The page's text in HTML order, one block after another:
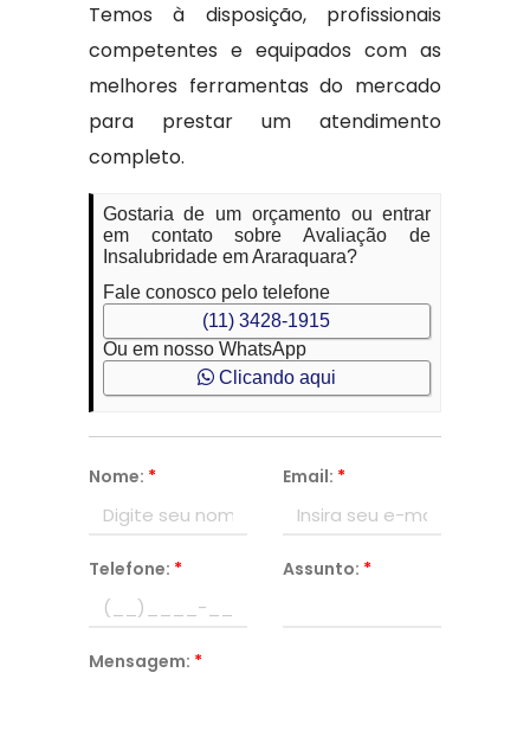
Temos à disposição, profissionais
competentes e equipados com as
melhores ferramentas do mercado
para prestar um atendimento
completo.
Gostaria de um orçamento ou entrar
em contato sobre Avaliação de
Insalubridade em Araraquara?
Fale conosco pelo telefone
(11) 3428-1915
Ou em nosso WhatsApp
Clicando aqui
Nome: * Email: *
Telefone: * Assunto: *
Mensagem: *